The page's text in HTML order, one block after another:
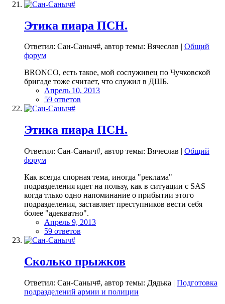
Этика пиара ПСН.
Ответил: Сан-Саныч#, автор темы: Вячеслав | Общий
форум
BRONCO, есть такое, мой сослуживец по Чучковской
бригаде тоже считает, что служил в ДШБ.
Апрель 10, 2013
59 ответов
Этика пиара ПСН.
Ответил: Сан-Саныч#, автор темы: Вячеслав | Общий
форум
Как всегда спорная тема, иногда "реклама"
подразделения идет на пользу, как в ситуации с SAS
когда тлько одно напоминание о прибытии этого
подразделения, заставляет преступников вести себя
более "адекватно".
Апрель 9, 2013
59 ответов
Сколько прыжков
Ответил: Сан-Саныч#, автор темы: Дядька | Подготовка
подразделений армии и полиции